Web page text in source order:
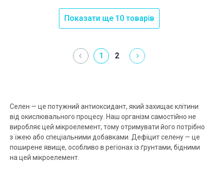
Показати ще 10 товарів
1 2
Селен — це потужний антиоксидант, який захищає клітини
від окислювального процесу. Наш організм самостійно не
виробляє цей мікроелемент, тому отримувати його потрібно
з їжею або спеціальними добавками. Дефіцит селену — це
поширене явище, особливо в регіонах із ґрунтами, бідними
на цей мікроелемент.